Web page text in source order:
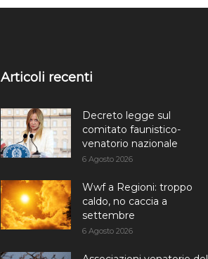
Articoli recenti
Decreto legge sul
comitato faunistico-
venatorio nazionale
6 Agosto 2026
Wwf a Regioni: troppo
caldo, no caccia a
settembre
6 Agosto 2026